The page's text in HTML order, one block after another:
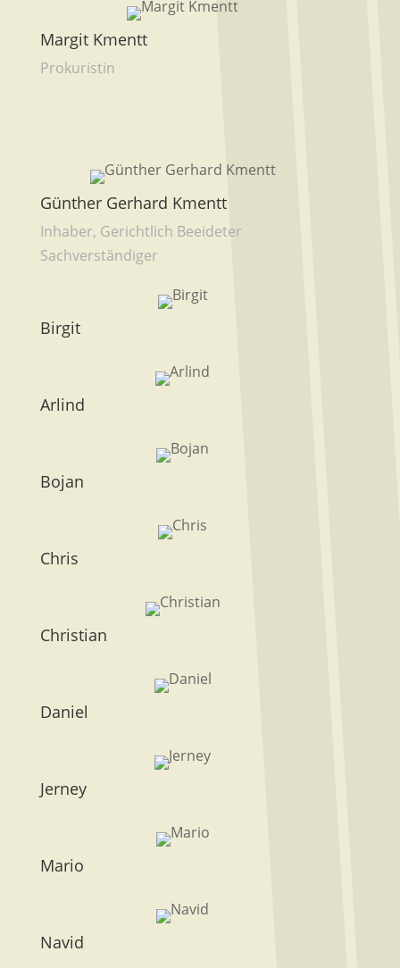
Margit Kmentt
Prokuristin
Günther Gerhard Kmentt
Inhaber, Gerichtlich Beeideter
Sachverständiger
Birgit
Arlind
Bojan
Chris
Christian
Daniel
Jerney
Mario
Navid